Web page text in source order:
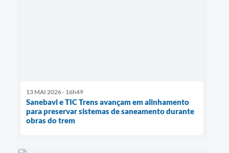
13 MAI 2026 - 16h49
Sanebavi e TIC Trens avançam em alinhamento
para preservar sistemas de saneamento durante
obras do trem